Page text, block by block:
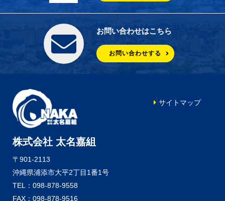
お問い合わせはこちら
お問い合わせする
株式会社 太名嘉組
〒901-2113
沖縄県浦添市大平2丁目1番1号
TEL：098-878-9558
FAX：098-878-9516
サイトマップ